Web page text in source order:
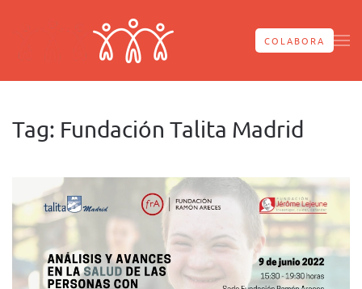
Skip to main content COLABORA
Tag: Fundación Talita Madrid